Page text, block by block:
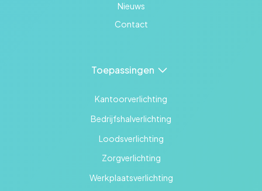
Nieuws
Contact
Toepassingen
Kantoorverlichting
Bedrijfshalverlichting
Loodsverlichting
Zorgverlichting
Werkplaatsverlichting